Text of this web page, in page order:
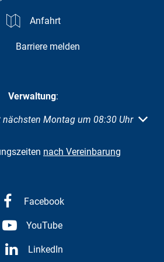
Anfahrt
Barriere melden
Verwaltung:
oder Schließzeiten
nächsten Montag um 08:30 Uhr
nach Vereinbarung
Facebook
YouTube
LinkedIn